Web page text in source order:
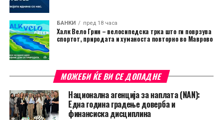
БАНКИ пред 18 часа
Халк Вело Грин – велосипедска трка што ги поврзува
спортот, природата и хуманоста повторно во Маврово
МОЖЕБИ ЌЕ ВИ СЕ ДОПАДНЕ
Национална агенција за наплата (NAN):
Една година градење доверба и
финансиска дисциплина